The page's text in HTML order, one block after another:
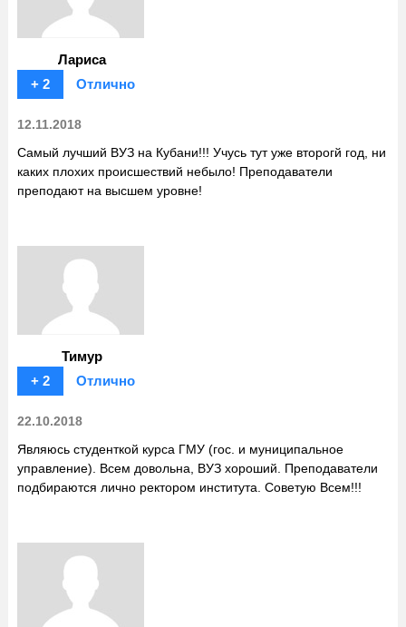
Лариса
+ 2
Отлично
12.11.2018
Самый лучший ВУЗ на Кубани!!! Учусь тут уже второгй год, ни
каких плохих происшествий небыло! Преподаватели
преподают на высшем уровне!
Тимур
+ 2
Отлично
22.10.2018
Являюсь студенткой курса ГМУ (гос. и муниципальное
управление). Всем довольна, ВУЗ хороший. Преподаватели
подбираются лично ректором института. Советую Всем!!!